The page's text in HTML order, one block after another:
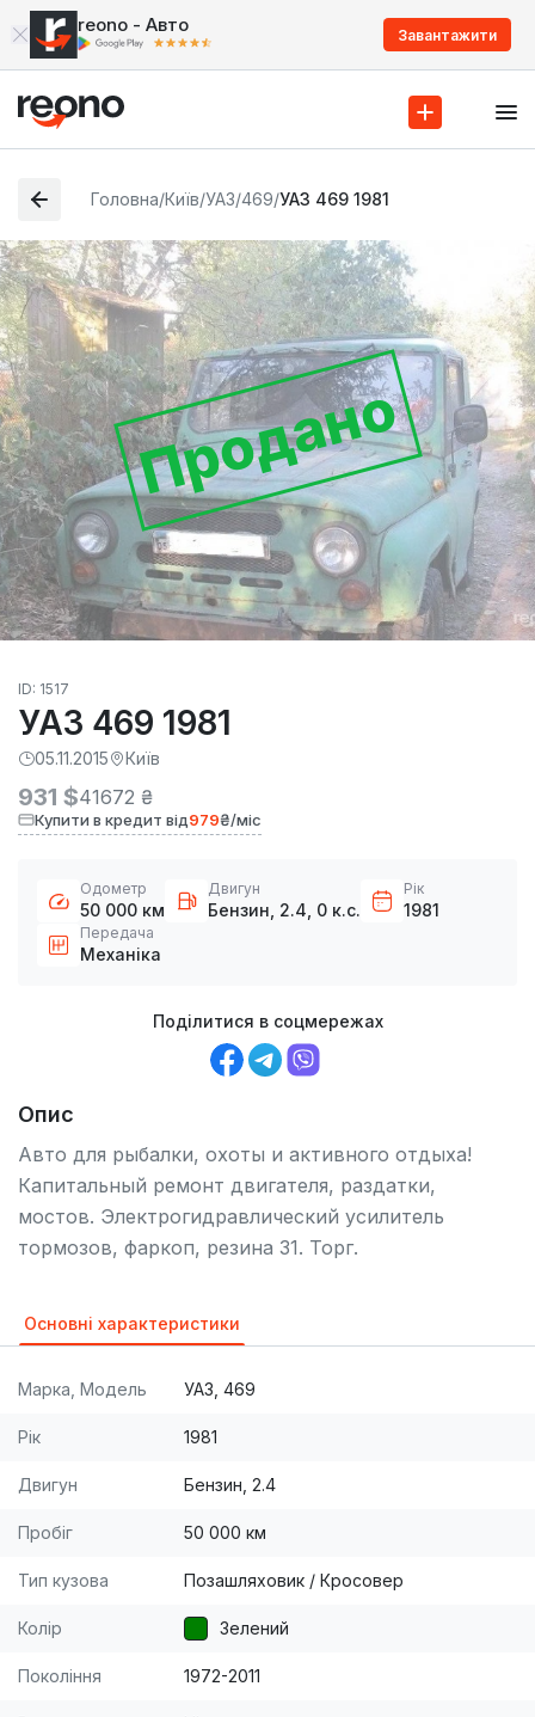
reono - Авто Завантажити
Головна/Київ/УАЗ/469/УАЗ 469 1981
Продано
ID: 1517
УАЗ 469 1981
05.11.2015 Київ
931 $41672 ₴
Купити в кредит від979₴/міс
Одометр
50 000 км
Двигун
Бензин, 2.4, 0 к.с.
Рік
1981
Передача
Механіка
Поділитися в соцмережах
Опис
Авто для рыбалки, охоты и активного отдыха!
Капитальный ремонт двигателя, раздатки,
мостов. Электрогидравлический усилитель
тормозов, фаркоп, резина 31. Торг.
Основні характеристики
Марка, Модель УАЗ, 469
Рік 1981
Двигун Бензин, 2.4
Пробіг 50 000 км
Тип кузова Позашляховик / Кросовер
Колір Зелений
Покоління 1972-2011